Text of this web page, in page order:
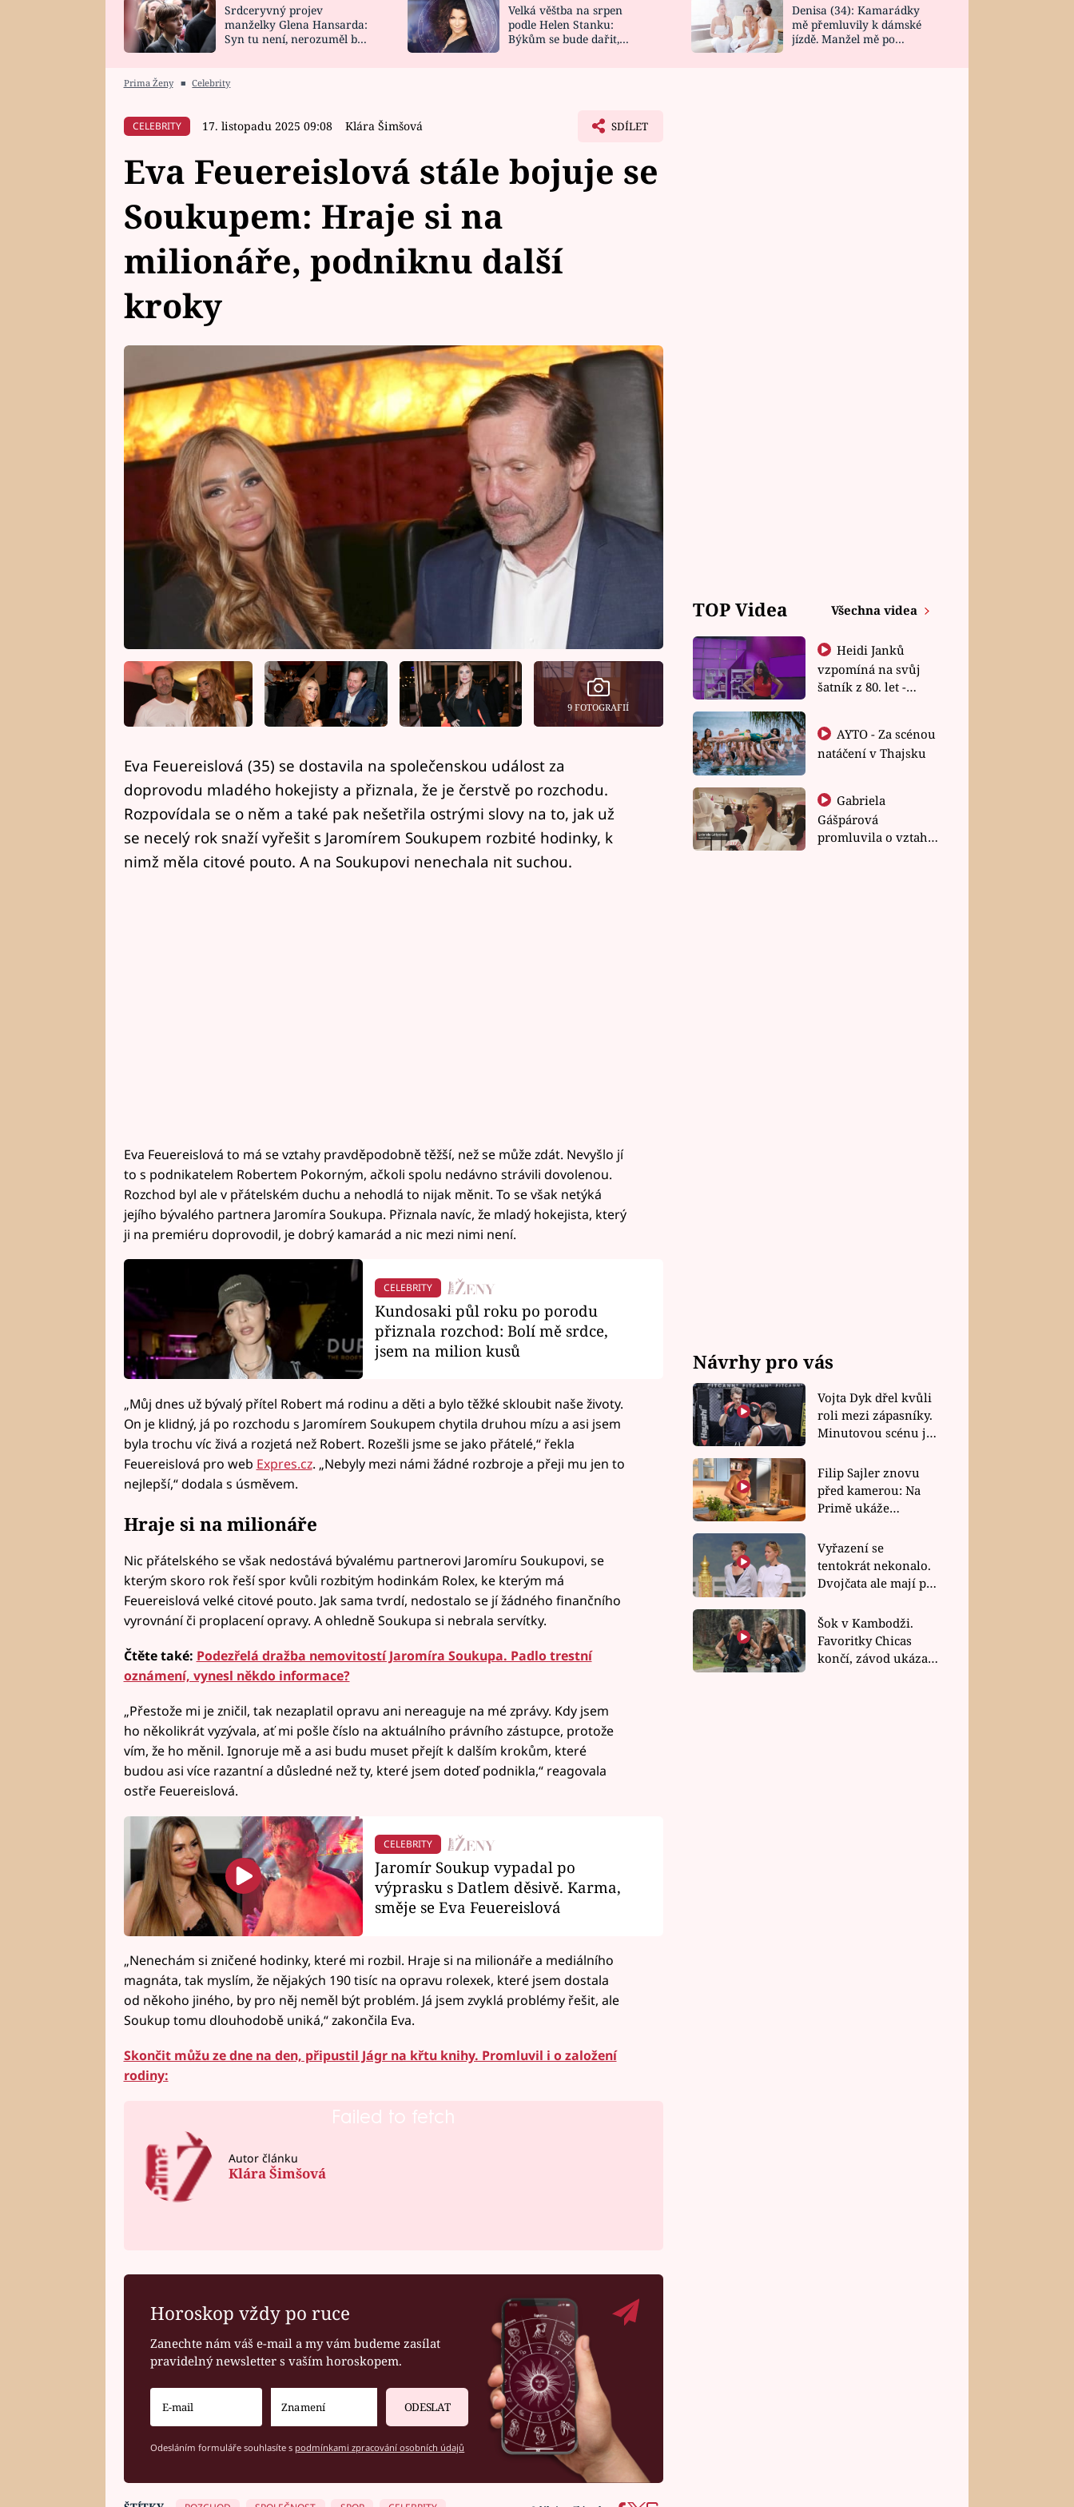
HOROSKOP NA
CELEBRITY
VAŘENÍ
NOVINKY
VIDEORECEPTY
DESIGN
Srdceryvný projev
manželky Glena Hansarda:
Syn tu není, nerozuměl by
Velká věštba na srpen
podle Helen Stanku:
Býkům se bude dařit,
Denisa (34): Kamarádky
mě přemluvily k dámské
jízdě. Manžel mě po
Prima Ženy ■ Celebrity
CELEBRITY 17. listopadu 2025 09:08 Klára Šimšová SDÍLET
Eva Feuereislová stále bojuje se
Soukupem: Hraje si na
milionáře, podniknu další
kroky
9 FOTOGRAFIÍ
Eva Feuereislová (35) se dostavila na společenskou událost za
doprovodu mladého hokejisty a přiznala, že je čerstvě po rozchodu.
Rozpovídala se o něm a také pak nešetřila ostrými slovy na to, jak už
se necelý rok snaží vyřešit s Jaromírem Soukupem rozbité hodinky, k
nimž měla citové pouto. A na Soukupovi nenechala nit suchou.
Eva Feuereislová to má se vztahy pravděpodobně těžší, než se může zdát. Nevyšlo jí
to s podnikatelem Robertem Pokorným, ačkoli spolu nedávno strávili dovolenou.
Rozchod byl ale v přátelském duchu a nehodlá to nijak měnit. To se však netýká
jejího bývalého partnera Jaromíra Soukupa. Přiznala navíc, že mladý hokejista, který
ji na premiéru doprovodil, je dobrý kamarád a nic mezi nimi není.
CELEBRITY
Kundosaki půl roku po porodu
přiznala rozchod: Bolí mě srdce,
jsem na milion kusů
„Můj dnes už bývalý přítel Robert má rodinu a děti a bylo těžké skloubit naše životy.
On je klidný, já po rozchodu s Jaromírem Soukupem chytila druhou mízu a asi jsem
byla trochu víc živá a rozjetá než Robert. Rozešli jsme se jako přátelé,“ řekla
Feuereislová pro web Expres.cz. „Nebyly mezi námi žádné rozbroje a přeji mu jen to
nejlepší,“ dodala s úsměvem.
Hraje si na milionáře
Nic přátelského se však nedostává bývalému partnerovi Jaromíru Soukupovi, se
kterým skoro rok řeší spor kvůli rozbitým hodinkám Rolex, ke kterým má
Feuereislová velké citové pouto. Jak sama tvrdí, nedostalo se jí žádného finančního
vyrovnání či proplacení opravy. A ohledně Soukupa si nebrala servítky.
Čtěte také: Podezřelá dražba nemovitostí Jaromíra Soukupa. Padlo trestní
oznámení, vynesl někdo informace?
„Přestože mi je zničil, tak nezaplatil opravu ani nereaguje na mé zprávy. Kdy jsem
ho několikrát vyzývala, ať mi pošle číslo na aktuálního právního zástupce, protože
vím, že ho měnil. Ignoruje mě a asi budu muset přejít k dalším krokům, které
budou asi více razantní a důsledné než ty, které jsem doteď podnikla,“ reagovala
ostře Feuereislová.
CELEBRITY
Jaromír Soukup vypadal po
výprasku s Datlem děsivě. Karma,
směje se Eva Feuereislová
„Nenechám si zničené hodinky, které mi rozbil. Hraje si na milionáře a mediálního
magnáta, tak myslím, že nějakých 190 tisíc na opravu rolexek, které jsem dostala
od někoho jiného, by pro něj neměl být problém. Já jsem zvyklá problémy řešit, ale
Soukup tomu dlouhodobě uniká,“ zakončila Eva.
Skončit můžu ze dne na den, připustil Jágr na křtu knihy. Promluvil i o založení
rodiny:
Failed to fetch
Autor článku
Klára Šimšová
Horoskop vždy po ruce
Zanechte nám váš e-mail a my vám budeme zasílat
pravidelný newsletter s vaším horoskopem.
ODESLAT
Odesláním formuláře souhlasíte s podmínkami zpracování osobních údajů
TOP Videa Všechna videa
Heidi Janků
vzpomíná na svůj
šatník z 80. let -
natáčení v Thajsku
Gabriela
Gášpárová
promluvila o vztahu
Návrhy pro vás
Vojta Dyk dřel kvůli
roli mezi zápasníky.
Minutovou scénu jel
Filip Sajler znovu
před kamerou: Na
Primě ukáže
rychlé recepty
Vyřazení se
tentokrát nekonalo.
Dvojčata ale mají po
závodu nůž na krku
Šok v Kambodži.
Favoritky Chicas
končí, závod ukázal